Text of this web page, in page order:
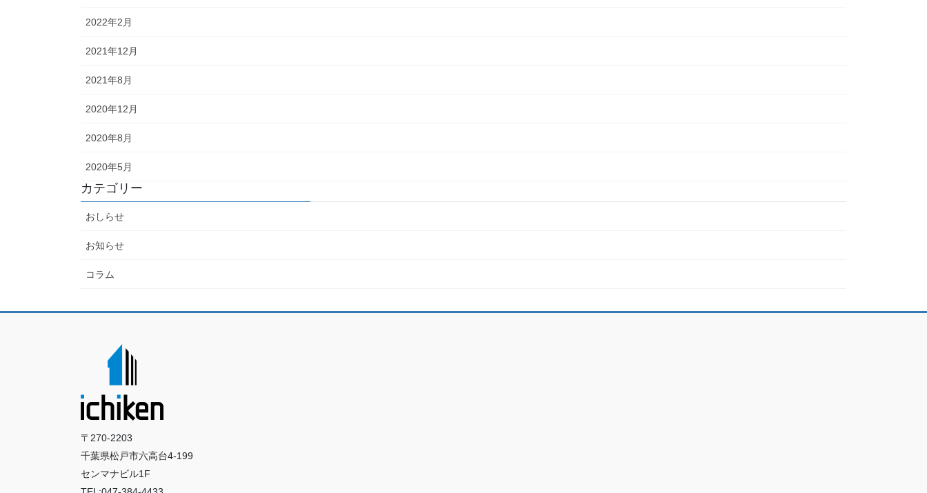
2022年2月
2021年12月
2021年8月
2020年12月
2020年8月
2020年5月
カテゴリー
おしらせ
お知らせ
コラム
〒270-2203
千葉県松戸市六高台4-199
センマナビル1F